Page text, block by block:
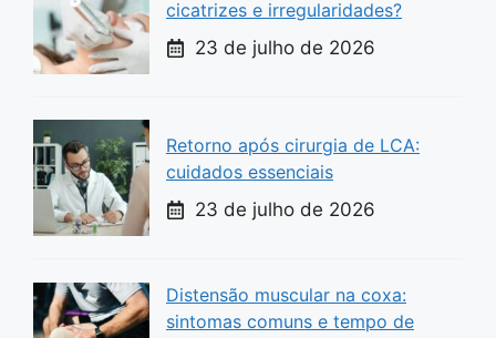
cicatrizes e irregularidades?
23 de julho de 2026
Retorno após cirurgia de LCA:
cuidados essenciais
23 de julho de 2026
Distensão muscular na coxa:
sintomas comuns e tempo de